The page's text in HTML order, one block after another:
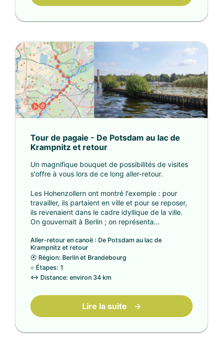
Tour de pagaie - De Potsdam au lac de
Krampnitz et retour
Un magnifique bouquet de possibilités de visites
s'offre à vous lors de ce long aller-retour.
Les Hohenzollern ont montré l'exemple : pour
travailler, ils partaient en ville et pour se reposer,
ils revenaient dans le cadre idyllique de la ville.
On gouvernait à Berlin ; on représenta...
Aller-retour en canoë : De Potsdam au lac de
Krampnitz et retour
⦿ Région: Berlin et Brandebourg
⟐ Étapes: 1
↔ Distance: environ 34 km
Lire la suite →